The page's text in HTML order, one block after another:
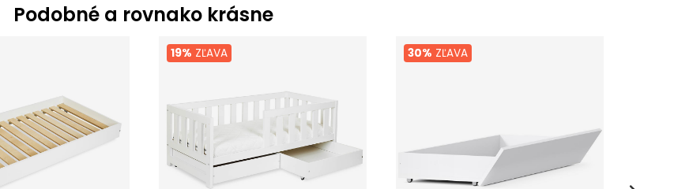
Podobné a rovnako krásne
19% ZĽAVA 30% ZĽAVA